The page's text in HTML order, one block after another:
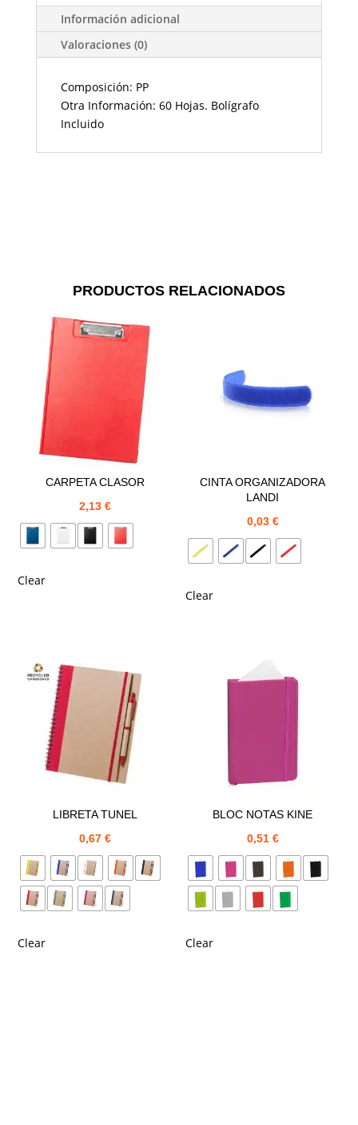
Información adicional
Valoraciones (0)
Composición: PP
Otra Información: 60 Hojas. Bolígrafo
Incluido
PRODUCTOS RELACIONADOS
CARPETA CLASOR
2,13€
Clear
CINTA ORGANIZADORA
LANDI
0,03 €
Clear
LIBRETA TUNEL
0,67€
Clear
BLOC NOTAS KINE
0,51 €
Clear